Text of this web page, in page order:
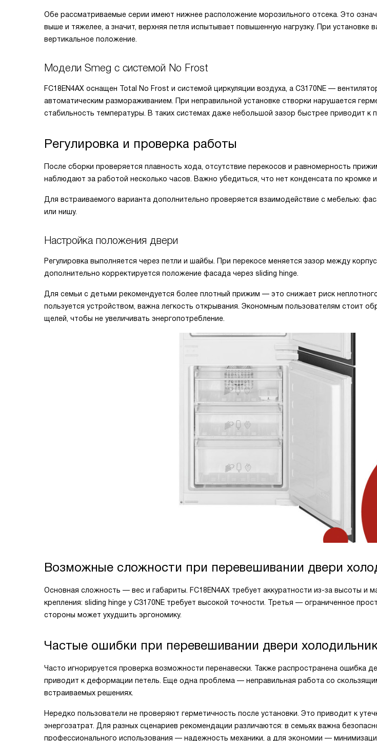
Обе рассматриваемые серии имеют нижнее расположение морозильного отсека. Это
выше и тяжелее, а значит, верхняя петля испытывает повышенную нагрузку. При установке
вертикальное положение.
Модели Smeg с системой No Frost
FC18EN4AX оснащен Total No Frost и системой циркуляции воздуха, а C3170NE —
автоматическим размораживанием. При неправильной установке створки нарушается
стабильность температуры. В таких системах даже небольшой зазор быстрее приводит к
Регулировка и проверка работы
После сборки проверяется плавность хода, отсутствие перекосов и равномерность
наблюдают за работой несколько часов. Важно убедиться, что нет конденсата по кромке и
Для встраиваемого варианта дополнительно проверяется взаимодействие с мебелью:
или нишу.
Настройка положения двери
Регулировка выполняется через петли и шайбы. При перекосе меняется зазор между
дополнительно корректируется положение фасада через sliding hinge.
Для семьи с детьми рекомендуется более плотный прижим — это снижает риск
пользуется устройством, важна легкость открывания. Экономным пользователям стоит
щелей, чтобы не увеличивать энергопотребление.
Возможные сложности при перевешивании двери
Основная сложность — вес и габариты. FC18EN4AX требует аккуратности из-за высоты и
крепления: sliding hinge у C3170NE требует высокой точности. Третья — ограниченное
стороны может ухудшить эргономику.
Частые ошибки при перевешивании двери
Часто игнорируется проверка возможности перенавески. Также распространена ошибка
приводит к деформации петель. Еще одна проблема — неправильная работа со
встраиваемых решениях.
Нередко пользователи не проверяют герметичность после установки. Это приводит к
энергозатрат. Для разных сценариев рекомендации различаются: в семьях важна
профессионального использования — надежность механики, а для экономии —